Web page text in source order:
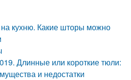
кухню. Какие шторы можно
Длинные или короткие тюли:
и недостатки